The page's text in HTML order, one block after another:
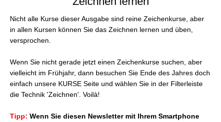
Nicht alle Kurse dieser Ausgabe sind reine Zeichenkurse, aber
in allen Kursen können Sie das Zeichnen lernen und üben,
versprochen.
Wenn Sie nicht gerade jetzt einen Zeichenkurse suchen, aber
vielleicht im Frühjahr, dann besuchen Sie Ende des Jahres doch
einfach unsere KURSE Seite und wählen Sie in der Filterleiste
die Technik 'Zeichnen'. Voilà!
Tipp: Wenn Sie diesen Newsletter mit Ihrem Smartphone